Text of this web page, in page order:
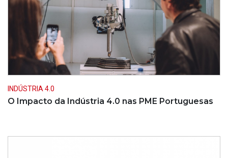
INDÚSTRIA 4.0
O Impacto da Indústria 4.0 nas PME Portuguesas